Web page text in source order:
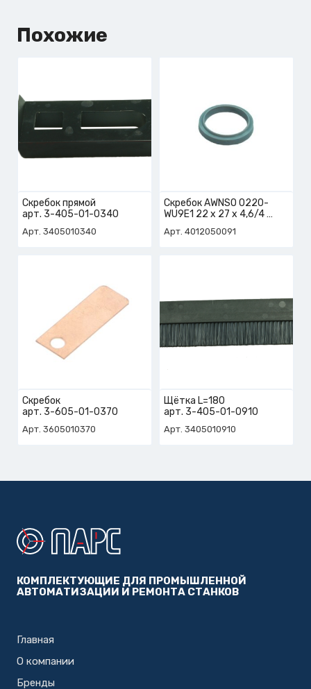
Похожие
Скребок прямой
арт. 3-405-01-0340
Арт. 3405010340
Скребок AWNSO 0220-
WU9E1 22 х 27 х 4,6/4
Арт. 4012050091
Скребок
арт. 3-605-01-0370
Арт. 3605010370
Щётка L=180
арт. 3-405-01-0910
Арт. 3405010910
КОМПЛЕКТУЮЩИЕ ДЛЯ ПРОМЫШЛЕННОЙ
АВТОМАТИЗАЦИИ И РЕМОНТА СТАНКОВ
Главная
О компании
Бренды